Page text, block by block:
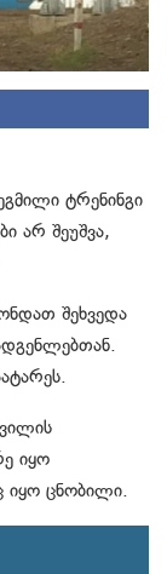
ტრენინგი
არ შეუშვა,
შეხვედა
იყო
იყო ცნობილი.